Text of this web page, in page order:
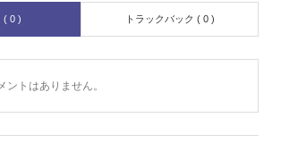
( 0 ) トラックバック ( 0 )
ントはありません。